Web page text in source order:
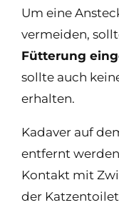
Um eine
vermeiden,
Fütterung
sollte auch
erhalten.
Kadaver auf
entfernt
Kontakt mit
der